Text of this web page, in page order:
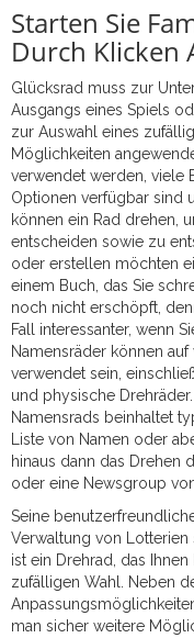
Starten Sie
Durch Klicken
Glücksrad muss zur
Ausgangs eines Spiels
zur Auswahl eines
Möglichkeiten
verwendet werden, viele
Optionen verfügbar sind
können ein Rad drehen,
entscheiden sowie zu
oder erstellen möchten
einem Buch, das Sie
noch nicht erschöpft,
Fall interessanter, wenn
Namensräder können
verwendet sein,
und physische
Namensrads beinhaltet
Liste von Namen oder
hinaus dann das Drehen
oder eine Newsgroup
Seine
Verwaltung von Lotterien
ist ein Drehrad, das
zufälligen Wahl. Neben
man sicher weitere